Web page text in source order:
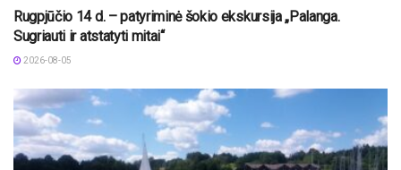
Rugpjūčio 14 d. – patyriminė šokio ekskursija „Palanga.
Sugriauti ir atstatyti mitai“
2026-08-05